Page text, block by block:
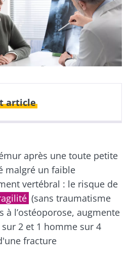
article
après une toute petite
malgré un faible
vertébral : le risque de
(sans traumatisme
à l’ostéoporose, augmente
sur 2 et 1 homme sur 4
fracture